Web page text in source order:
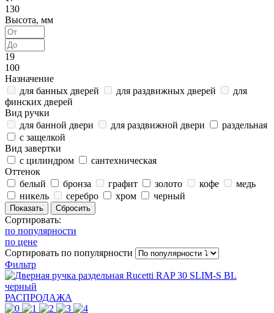
130
Высота, мм
19
100
Назначение
для банных дверей
для раздвижных дверей
для
финских дверей
Вид ручки
для банной двери
для раздвижной двери
раздельная
с защелкой
Вид завертки
с цилиндром
сантехническая
Оттенок
белый
бронза графит золото кофе
медь
никель
серебро хром черный
Сортировать:
по популярности
по цене
Сортировать по популярности
Фильтр
РАСПРОДАЖА